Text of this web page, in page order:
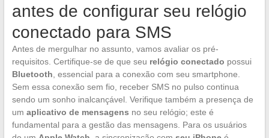
antes de configurar seu relógio
conectado para SMS
Antes de mergulhar no assunto, vamos avaliar os pré-
requisitos. Certifique-se de que seu relógio conectado possui
Bluetooth , essencial para a conexão com seu smartphone.
Sem essa conexão sem fio, receber SMS no pulso continua
sendo um sonho inalcançável. Verifique também a presença de
um aplicativo de mensagens no seu relógio; este é
fundamental para a gestão das mensagens. Para os usuários